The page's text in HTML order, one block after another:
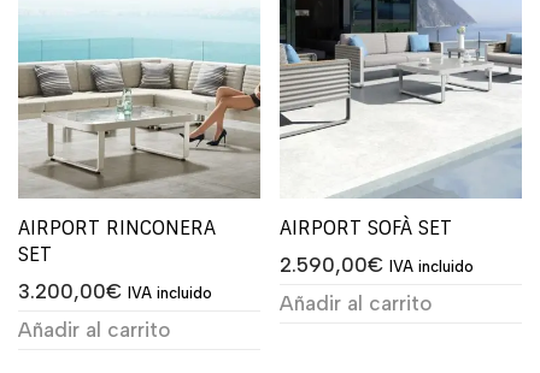
AIRPORT RINCONERA
SET
3.200,00€ IVA incluido
Añadir al carrito
AIRPORT SOFÀ SET
2.590,00€ IVA incluido
Añadir al carrito